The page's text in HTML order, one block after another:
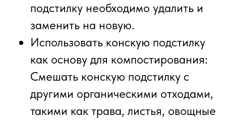
подстилку необходимо удалить и
заменить на новую.
Использовать конскую подстилку
как основу для компостирования:
Смешать конскую подстилку с
другими органическими отходами,
такими как трава, листья, овощные